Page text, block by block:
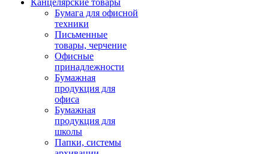
Канцелярские товары
Бумага для офисной
техники
Письменные
товары, черчение
Офисные
принадлежности
Бумажная
продукция для
офиса
Бумажная
продукция для
школы
Папки, системы